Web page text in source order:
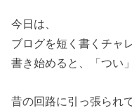
今日は、
ブログを短く書くチャ
書き始めると、「つい
昔の回路に引っ張られ